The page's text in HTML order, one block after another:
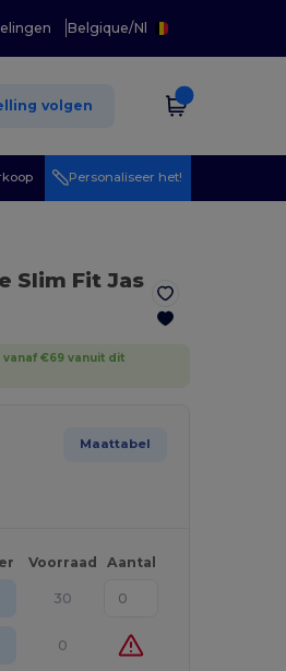
Belgique/Nl
volgen
Personaliseer het!
Slim Fit Jas
€69 vanuit dit
Maattabel
Voorraad Aantal
30
0